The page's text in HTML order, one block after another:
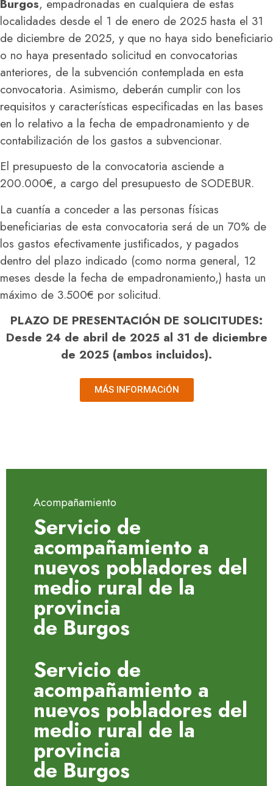
Burgos, empadronadas en cualquiera de estas
localidades desde el 1 de enero de 2025 hasta el 31
de diciembre de 2025, y que no haya sido beneficiario
o no haya presentado solicitud en convocatorias
anteriores, de la subvención contemplada en esta
convocatoria. Asimismo, deberán cumplir con los
requisitos y características especificadas en las bases
en lo relativo a la fecha de empadronamiento y de
contabilización de los gastos a subvencionar.
El presupuesto de la convocatoria asciende a
200.000€, a cargo del presupuesto de SODEBUR.
La cuantía a conceder a las personas físicas
beneficiarias de esta convocatoria será de un 70% de
los gastos efectivamente justificados, y pagados
dentro del plazo indicado (como norma general, 12
meses desde la fecha de empadronamiento,) hasta un
máximo de 3.500€ por solicitud.
PLAZO DE PRESENTACIÓN DE SOLICITUDES:
Desde 24 de abril de 2025 al 31 de diciembre
de 2025 (ambos incluidos).
MÁS INFORMACiÓN
Acompañamiento
Servicio de
acompañamiento a
nuevos pobladores del
medio rural de la
provincia
de Burgos
Servicio de
acompañamiento a
nuevos pobladores del
medio rural de la
provincia
de Burgos